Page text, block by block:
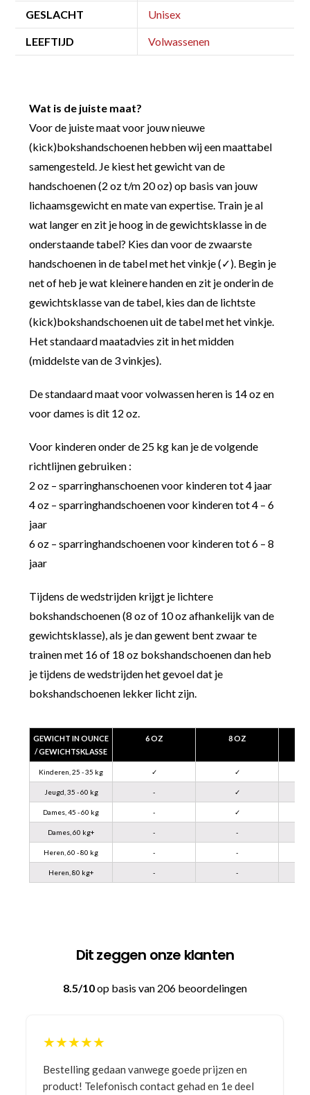
GESLACHT Unisex
LEEFTIJD Volwassenen
Wat is de juiste maat?
Voor de juiste maat voor jouw nieuwe
(kick)bokshandschoenen hebben wij een maattabel
samengesteld. Je kiest het gewicht van de
handschoenen (2 oz t/m 20 oz) op basis van jouw
lichaamsgewicht en mate van expertise. Train je al
wat langer en zit je hoog in de gewichtsklasse in de
onderstaande tabel? Kies dan voor de zwaarste
handschoenen in de tabel met het vinkje (✓). Begin je
net of heb je wat kleinere handen en zit je onderin de
gewichtsklasse van de tabel, kies dan de lichtste
(kick)bokshandschoenen uit de tabel met het vinkje.
Het standaard maatadvies zit in het midden
(middelste van de 3 vinkjes).
De standaard maat voor volwassen heren is 14 oz en
voor dames is dit 12 oz.
Voor kinderen onder de 25 kg kan je de volgende
richtlijnen gebruiken :
2 oz – sparringhanschoenen voor kinderen tot 4 jaar
4 oz – sparringhandschoenen voor kinderen tot 4 – 6
jaar
6 oz – sparringhandschoenen voor kinderen tot 6 – 8
jaar
Tijdens de wedstrijden krijgt je lichtere
bokshandschoenen (8 oz of 10 oz afhankelijk van de
gewichtsklasse), als je dan gewent bent zwaar te
trainen met 16 of 18 oz bokshandschoenen dan heb
je tijdens de wedstrijden het gevoel dat je
bokshandschoenen lekker licht zijn.
GEWICHT IN OUNCE
/ GEWICHTSKLASSE
6 OZ 8 OZ
Kinderen, 25 - 35 kg ✓ ✓
Jeugd, 35 - 60 kg - ✓
Dames, 45 - 60 kg - ✓
Dames, 60 kg+ - -
Heren, 60 - 80 kg - -
Heren, 80 kg+ - -
Dit zeggen onze klanten
8.5/10op basis van 206 beoordelingen
★★★★★
Bestelling gedaan vanwege goede prijzen en
product! Telefonisch contact gehad en 1e deel